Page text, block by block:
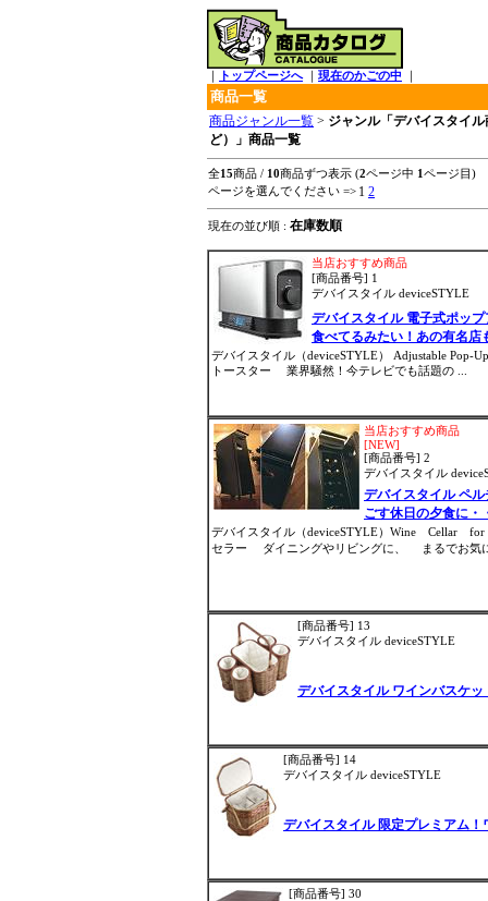
トップページへ｜ 現在のかごの中
商品一覧
商品ジャンル一覧 > ジャンル「デバイスタイ
ど）」商品一覧
全15商品 / 10商品ずつ表示 (2ページ中 1 ページ目)
ページを選んでください => 1 2
現在の並び順 : 在庫数順
当店おすすめ商品
[商品番号] 1
デバイスタイル deviceSTYLE
デバイスタイル 電子式ポッ
食べてるみたい！あの有名店
デバイスタイル（deviceSTYLE）
トースター 業界騒然！今テレビでも話題の ...
当店おすすめ商品
[NEW]
[商品番号] 2
デバイスタイル
デバイスタイル ペ
ごす休日の夕食に・
デバイスタイル（deviceSTYLE）Wine
セラー ダイニングやリビングに、 まるでお気
[商品番号] 13
デバイスタイル deviceSTYLE
デバイスタイル ワインバスケッ
[商品番号] 14
デバイスタイル deviceSTYLE
デバイスタイル 限定プレミアム
[商品番号] 30